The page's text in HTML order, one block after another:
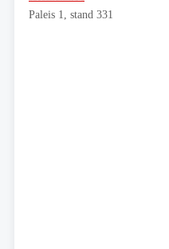
Paleis 1, stand 331